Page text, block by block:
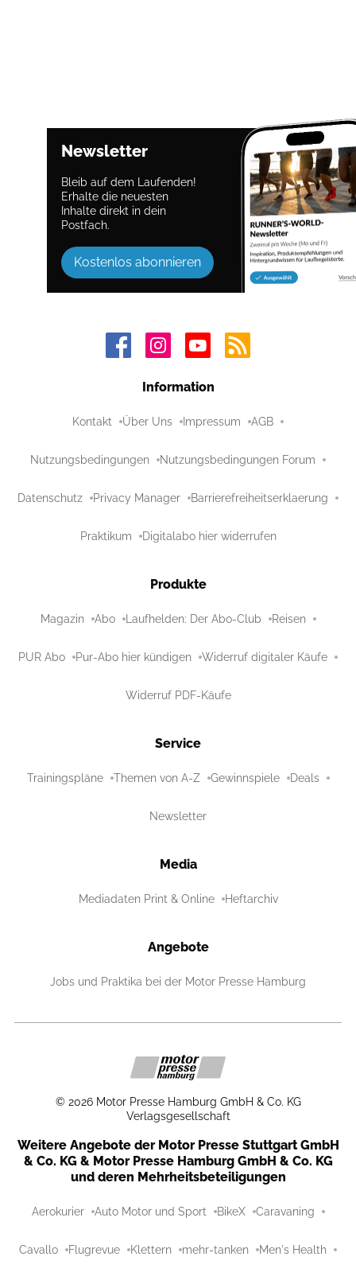
Newsletter
Bleib auf dem Laufenden!
Erhalte die neuesten
Inhalte direkt in dein
Postfach.
Kostenlos abonnieren
Information
Kontakt Über Uns Impressum AGB
Nutzungsbedingungen Nutzungsbedingungen Forum
Datenschutz Privacy Manager Barrierefreiheitserklaerung
Praktikum Digitalabo hier widerrufen
Produkte
Magazin Abo Laufhelden: Der Abo-Club Reisen
PUR Abo Pur-Abo hier kündigen Widerruf digitaler Käufe
Widerruf PDF-Käufe
Service
Trainingspläne Themen von A-Z Gewinnspiele Deals
Newsletter
Media
Mediadaten Print & Online Heftarchiv
Angebote
Jobs und Praktika bei der Motor Presse Hamburg
© 2026 Motor Presse Hamburg GmbH & Co. KG
Verlagsgesellschaft
Weitere Angebote der Motor Presse Stuttgart GmbH
& Co. KG & Motor Presse Hamburg GmbH & Co. KG
und deren Mehrheitsbeteiligungen
Aerokurier Auto Motor und Sport BikeX Caravaning
Cavallo Flugrevue Klettern mehr-tanken Men's Health